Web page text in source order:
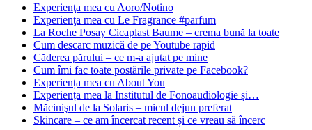
Experienţa mea cu Aoro/Notino
Experienţa mea cu Le Fragrance #parfum
La Roche Posay Cicaplast Baume – crema bună la toate
Cum descarc muzică de pe Youtube rapid
Căderea părului – ce m-a ajutat pe mine
Cum îmi fac toate postările private pe Facebook?
Experiența mea cu About You
Experiența mea la Institutul de Fonoaudiologie și…
Măcinişul de la Solaris – micul dejun preferat
Skincare – ce am încercat recent și ce vreau să încerc